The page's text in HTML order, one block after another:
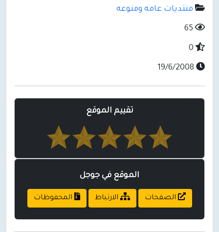
منتديات عامه ومنوعه
تقييم الموقع
الموقع في جوجل
الصفحات الارتباط المحفوظات